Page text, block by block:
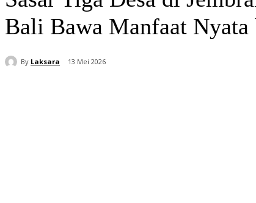
Bali Bawa Manfaat Nyata
By Laksara 13 Mei 2026